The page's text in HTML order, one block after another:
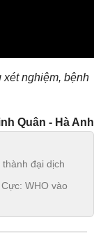
xét nghiệm, bệnh
Quân - Hà Anh
đại dịch
WHO vào